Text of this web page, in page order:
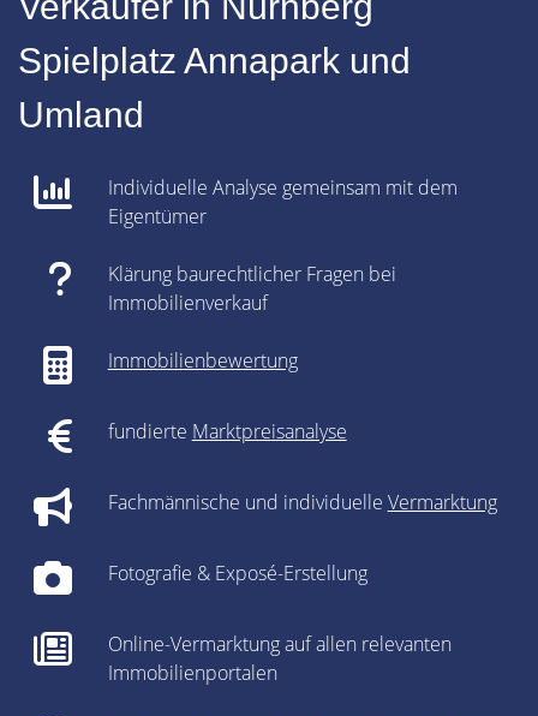
Spielplatz Annapark und
Umland
Individuelle Analyse gemeinsam mit dem
Eigentümer
Klärung baurechtlicher Fragen bei
Immobilienverkauf
Immobilienbewertung
fundierte Marktpreisanalyse
Fachmännische und individuelle Vermarktung
Fotografie & Exposé-Erstellung
Online-Vermarktung auf allen relevanten
Immobilienportalen